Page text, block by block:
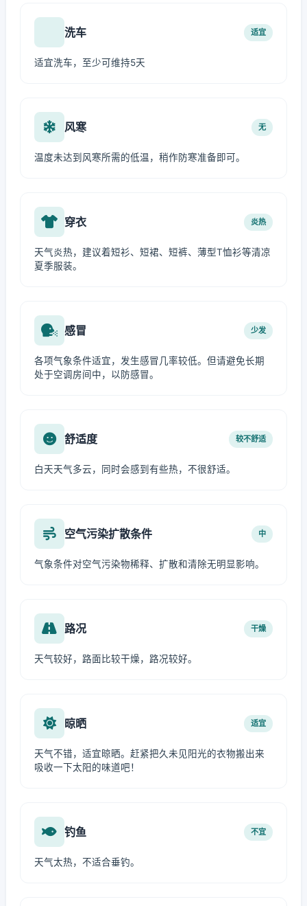
洗车 适宜
适宜洗车，至少可维持5天
风寒 无
温度未达到风寒所需的低温，稍作防寒准备即可。
穿衣 炎热
天气炎热，建议着短衫、短裙、短裤、薄型T恤衫等清凉
夏季服装。
感冒 少发
各项气象条件适宜，发生感冒几率较低。但请避免长期
处于空调房间中，以防感冒。
舒适度 较不舒适
白天天气多云，同时会感到有些热，不很舒适。
空气污染扩散条件 中
气象条件对空气污染物稀释、扩散和清除无明显影响。
路况 干燥
天气较好，路面比较干燥，路况较好。
晾晒 适宜
天气不错，适宜晾晒。赶紧把久未见阳光的衣物搬出来
吸收一下太阳的味道吧！
钓鱼 不宜
天气太热，不适合垂钓。